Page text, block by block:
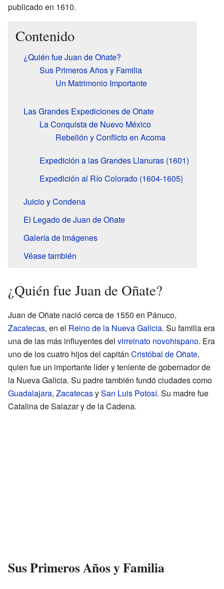
publicado en 1610.
Contenido
¿Quién fue Juan de Oñate?
Sus Primeros Años y Familia
Un Matrimonio Importante
Las Grandes Expediciones de Oñate
La Conquista de Nuevo México
Rebelión y Conflicto en Acoma
Expedición a las Grandes Llanuras (1601)
Expedición al Río Colorado (1604-1605)
Juicio y Condena
El Legado de Juan de Oñate
Galería de imágenes
Véase también
¿Quién fue Juan de Oñate?
Juan de Oñate nació cerca de 1550 en Pánuco,
Zacatecas, en el Reino de la Nueva Galicia. Su familia era
una de las más influyentes del virreinato novohispano. Era
uno de los cuatro hijos del capitán Cristóbal de Oñate,
quien fue un importante líder y teniente de gobernador de
la Nueva Galicia. Su padre también fundó ciudades como
Guadalajara, ZacatecasySan Luis Potosí. Su madre fue
Catalina de Salazar y de la Cadena.
Sus Primeros Años y Familia